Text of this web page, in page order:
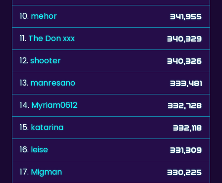
10. mehor 341,955
11. The Don xxx 340,329
12.shooter 340,326
13. manresano 333,481
14. Myriam0612 332,728
15. katarina 332,118
16. leise 331,309
17. Migman 330,225